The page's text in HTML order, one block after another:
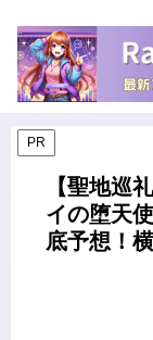
PR
【聖地巡
イの堕天
底予想！